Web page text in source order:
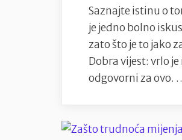
Saznajte istinu o
je jedno bolno
zato što je to jako
Dobra vijest: vrlo
odgovorni za ovo.